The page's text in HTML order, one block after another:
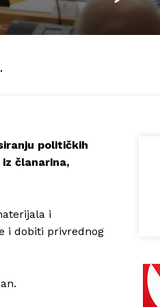
političkih
članarina,
i
i dobiti privrednog